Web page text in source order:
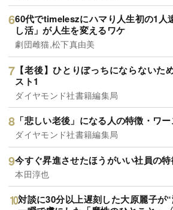
60代でtimeleszにハマり人生初の1
し活」が人生を変えるワケ
劇団雌猫,松下真由美
【老後】ひとりぼっちにならないた
スト1
ダイヤモンド社書籍編集局
「悲しい老後」になる人の特徴・ワー
ダイヤモンド社書籍編集局
今すぐ昇進させたほうがいい社員の
本田淳也
対談に30分以上遅刻した大原麗子が